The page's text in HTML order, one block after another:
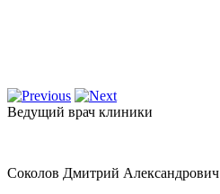
Ведущий врач клиники
Соколов Дмитрий Александрович